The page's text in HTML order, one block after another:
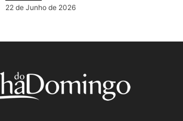
22 de Junho de 2026